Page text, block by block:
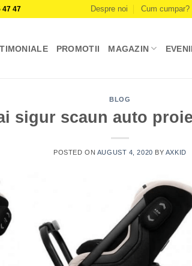
47 47 Despre noi Cum cumpar?
PROMOTII MAGAZIN
BLOG
sigur scaun auto
POSTED ON AUGUST 4, 2020 BY AXKID